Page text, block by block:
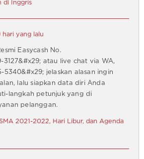
di Inggris
hari yang lalu
Easycash No.
3127&#x29; atau live chat via WA,
5340&#x29; jelaskan alasan ingin
lalu siapkan data diri Anda
langkah petunjuk yang di
pelanggan.
2021-2022, Hari Libur, dan Agenda